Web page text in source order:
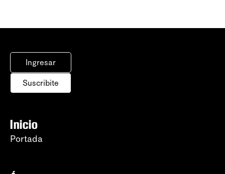
Ingresar
Suscribite
Inicio
Portada